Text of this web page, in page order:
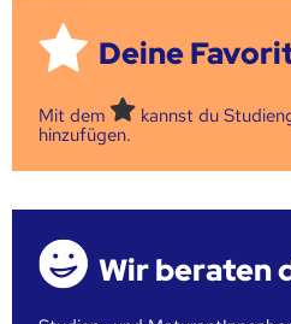
Deine
Mit dem
kannst du
hinzufügen.
Wir beraten